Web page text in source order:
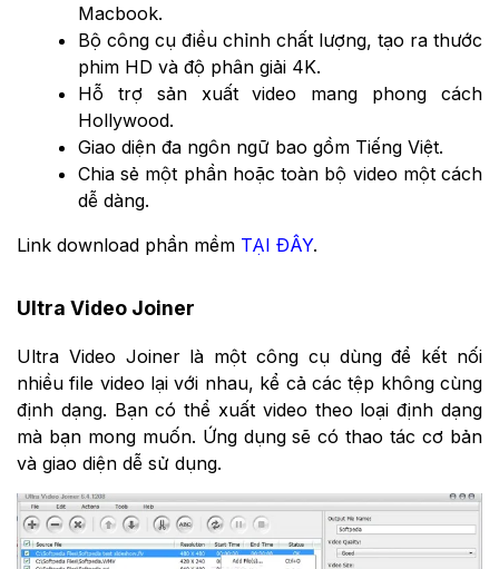
Macbook.
Bộ công cụ điều chỉnh chất lượng, tạo ra thước
phim HD và độ phân giải 4K.
Hỗ trợ sản xuất video mang phong cách
Hollywood.
Giao diện đa ngôn ngữ bao gồm Tiếng Việt.
Chia sẻ một phần hoặc toàn bộ video một cách
dễ dàng.
Link download phần mềm TẠI ĐÂY.
Ultra Video Joiner
Ultra Video Joiner là một công cụ dùng để kết nối
nhiều file video lại với nhau, kể cả các tệp không cùng
định dạng. Bạn có thể xuất video theo loại định dạng
mà bạn mong muốn. Ứng dụng sẽ có thao tác cơ bản
và giao diện dễ sử dụng.